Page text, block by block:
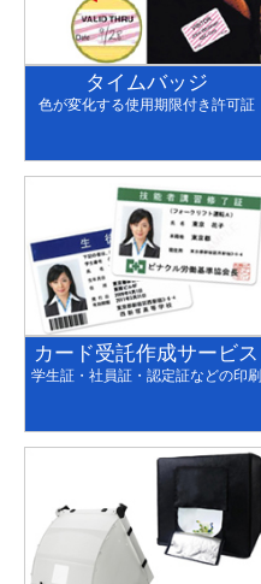
タイムバッジ
色が変化する使用期限付き許可証
カード受託作成サービス
学生証・社員証・認定証などの印刷